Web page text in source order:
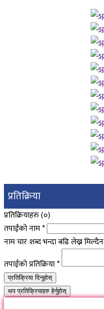
प्रतिक्रिया
प्रतिक्रियाहरु (०)
तपाईंको नाम*
नाम चार शब्द भन्दा बढि लेख्न मिल्दैन
तपाईंको प्रतिक्रिया*
प्रतिक्रिया दिनुहोस्
थप प्रतिक्रियाहरु हेर्नुहोस्